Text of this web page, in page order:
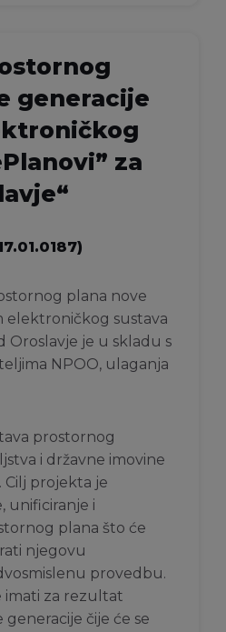
generacije
za
“
plana nove
elektroničkog sustava
Oroslavje je u skladu s
NPOO, ulaganja
prostornog
i državne imovine
Cilj projekta je
unificiranje i
plana što će
njegovu
provedbu.
imati za rezultat
čije će se